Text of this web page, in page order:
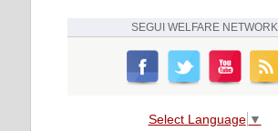
SEGUI WELFARE NETWORK
Select Language ▼